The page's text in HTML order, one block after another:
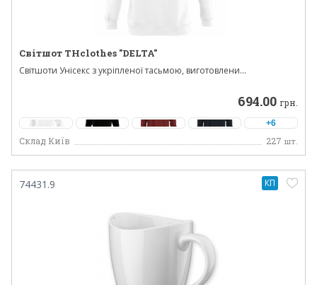
Світшот THclothes "DELTA"
Світшоти Унісекс з укріпленої тасьмою, виготовлени...
694.00 грн.
+6
Склад Київ 227 шт.
74431.9 КП